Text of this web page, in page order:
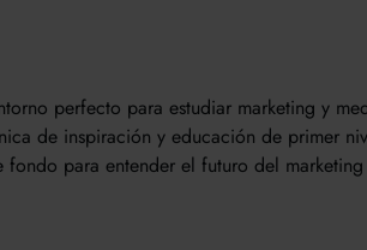
perfecto para estudiar marketing y
de inspiración y educación de primer
para entender el futuro del